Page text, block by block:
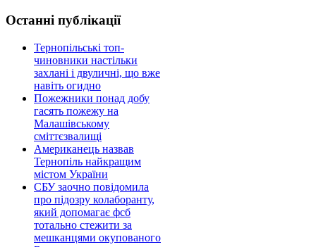
Останні публікації
Тернопільські топ-
чиновники настільки
захлані і двуличні, що вже
навіть огидно
Пожежники понад добу
гасять пожежу на
Малашівському
сміттєзвалищі
Американець назвав
Тернопіль найкращим
містом України
СБУ заочно повідомила
про підозру колаборанту,
який допомагає фсб
тотально стежити за
мешканцями окупованого